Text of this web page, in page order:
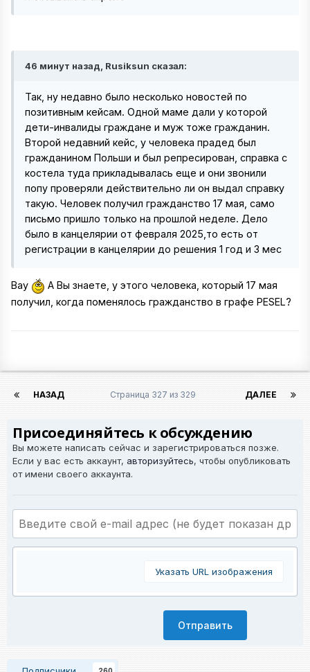
46 минут назад, Rusiksun сказал:
Так, ну недавно было несколько новостей по
позитивным кейсам. Одной маме дали у которой
дети-инвалиды граждане и муж тоже гражданин.
Второй недавний кейс, у человека прадед был
гражданином Польши и был репресирован, справка с
костела туда прикладывалась еще и они звонили
попу проверяли действительно ли он выдал справку
такую. Человек получил гражданство 17 мая, само
письмо пришло только на прошлой неделе. Дело
было в канцелярии от февраля 2025,то есть от
регистрации в канцелярии до решения 1 год и 3 мес
Вау
А Вы знаете, у этого человека, который 17 мая
получил, когда поменялось гражданство в графе PESEL?
НАЗАД ДАЛЕЕ
Страница 327 из 329
Присоединяйтесь к обсуждению
Вы можете написать сейчас и зарегистрироваться позже.
Если у вас есть аккаунт, авторизуйтесь, чтобы опубликовать
от имени своего аккаунта.
Указать URL изображения
Отправить